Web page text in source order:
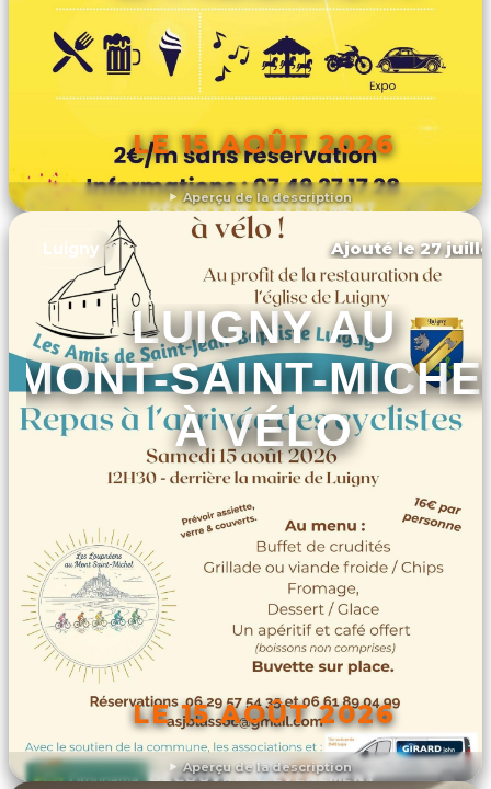
Aperçu de la description
LE 15 AOÛT 2026
DÉCOUVRIR L'ÉVÉNEMENT
Aperçu de la description
Luigny Ajouté le 27
LUIGNY AU
MONT-SAINT-
À VÉLO
LE 15 AOÛT 2026
DÉCOUVRIR L'ÉVÉNEMENT